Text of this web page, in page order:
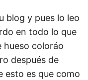
blog y pues lo leo
en todo lo que
hueso coloráo
después de
esto es que como